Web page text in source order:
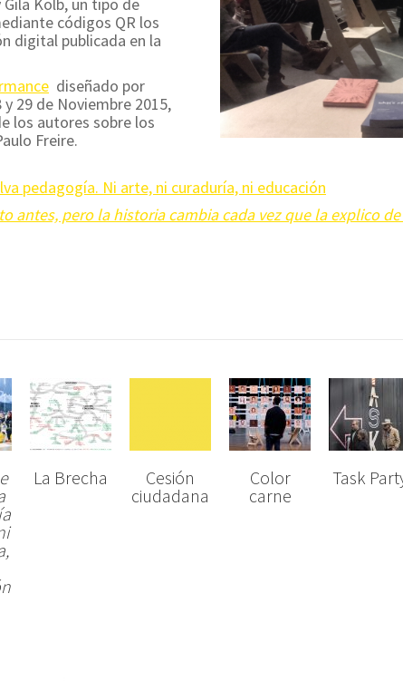
códigos QR los
digital publicada en la
diseñado por
29 de Noviembre 2015,
los autores sobre los
Freire.
pedagogía. Ni arte, ni curaduría, ni educación
antes, pero la historia cambia cada vez que la explico
La Brecha
Cesión
ciudadana
Color
carne
Task